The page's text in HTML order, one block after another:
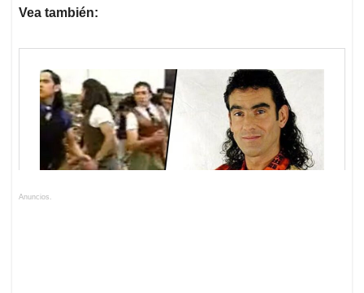
Vea también:
Anuncios.